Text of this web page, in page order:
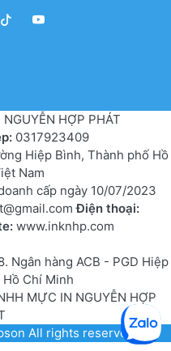
HỢP PHÁT
0317923409
Hiệp Bình, Thành phố Hồ
Nam
cấp ngày 10/07/2023
Điện thoại:
www.inknhp.com
Ngân hàng ACB - PGD Hiệp
Chí Minh
MỰC IN NGUYỄN HỢP
All rights reserved.